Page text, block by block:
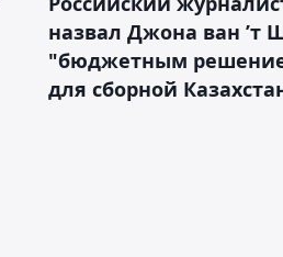
назвал Джона ван ’т
"бюджетным
для сборной